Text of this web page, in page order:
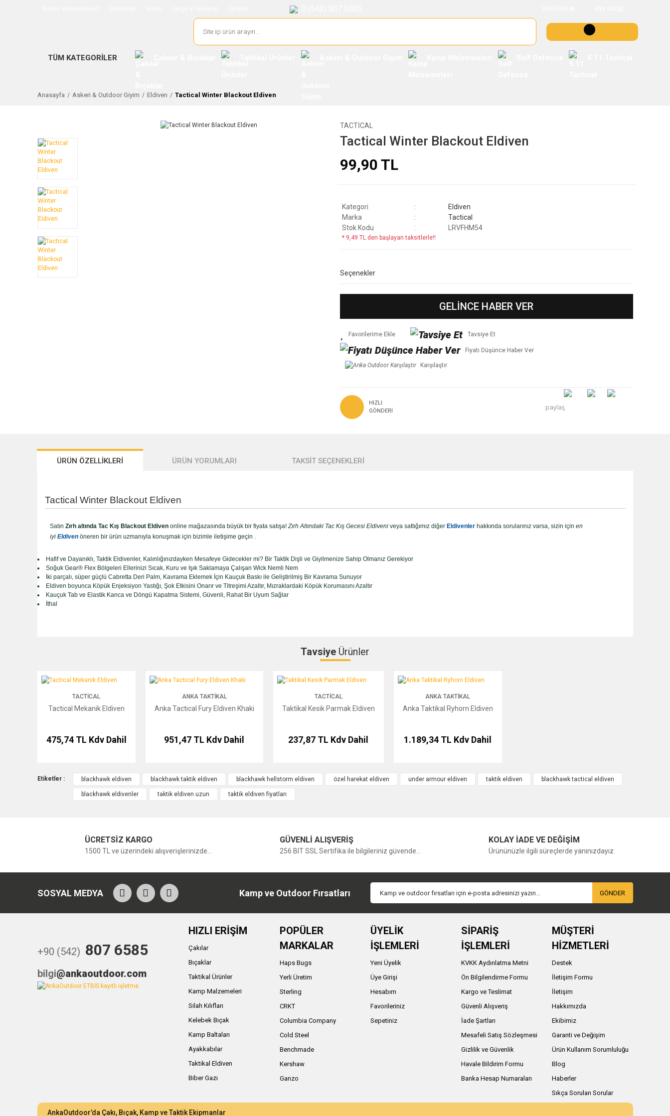
TÜM KATEGORİLER
Anasayfa Askeri & Outdoor Giyim Eldiven Tactical Winter Blackout Eldiven
TACTICAL
Tactical Winter Blackout Eldiven
99,90 TL
Kategori
Eldiven
Marka
Tactical
Stok Kodu
LRVFHM54
* 9,49 TL den başlayan taksitlerle!!
Seçenekler
GELİNCE HABER VER
Tavsiye Et
Fiyatı Düşünce Haber Ver
Karşılaştır
HIZLI
GÖNDERI
paylaş
ÜRÜN ÖZELLİKLERİ ÜRÜN YORUMLARI TAKSİT SEÇENEKLERİ
Tactical Winter Blackout Eldiven
Satın Zırh altında Tac Kış Blackout Eldiven online mağazasında büyük bir fiyata satışa!Zırh Altındaki Tac Kış Gecesi Eldiveniveya sattığımız diğer Eldivenlerhakkında sorularınız varsa, sizin için en
iyi Eldiven öneren bir ürün uzmanıyla konuşmak için bizimle iletişime geçin .
Hafif ve Dayanıklı, Taktik Eldivenler, Kalınlığınızdayken Mesafeye Gidecekler mi? Bir Taktik Dişli ve Giyilmenize Sahip Olmanız Gerekiyor
Soğuk Gear® Flex Bölgeleri Ellerinizi Sıcak, Kuru ve Işık Saklamaya Çalışan Wick Nemli Nem
İki parçalı, süper güçlü Cabretta Deri Palm, Kavrama Eklemek İçin Kauçuk Baskı ile Geliştirilmiş Bir Kavrama Sunuyor
Eldiven boyunca Köpük Enjeksiyon Yastığı, Şok Etkisini Onarır ve Titreşimi Azaltır, Mızraklardaki Köpük Korumasını Azaltır
Kauçuk Tab ve Elastik Kanca ve Döngü Kapatma Sistemi, Güvenli, Rahat Bir Uyum Sağlar
İthal
Tavsiye Ürünler
Tactical Mekanik Eldiven
TACTICAL
Tactical Mekanik Eldiven
475,74 TL Kdv Dahil
Anka Tactical Fury Eldiven Khaki
ANKA TAKTIKAL
Anka Tactical Fury Eldiven Khaki
951,47 TL Kdv Dahil
Taktikal Kesik Parmak Eldiven
TACTICAL
Taktikal Kesik Parmak Eldiven
237,87 TL Kdv Dahil
Anka Taktikal Ryhorn Eldiven
ANKA TAKTIKAL
Anka Taktikal Ryhorn Eldiven
1.189,34 TL Kdv Dahil
Etiketler : blackhawk eldiven blackhawk taktik eldiven blackhawk hellstorm eldiven özel harekat eldiven under armour eldiven taktik eldiven blackhawk tactical eldiven
blackhawk eldivenler taktik eldiven uzun taktik eldiven fiyatları
ÜCRETSİZ KARGO
1500 TL ve üzerindeki alışverişlerinizde...
GÜVENLİ ALIŞVERİŞ
256 BIT SSL Sertifika ile bilgileriniz güvende...
KOLAY İADE VE DEĞİŞİM
Ürününüzle ilgili süreçlerde yanınızdayız.
SOSYAL MEDYA Kamp ve Outdoor Fırsatları GÖNDER
+90 (542) 807 6585
bilgi@ankaoutdoor.com
HIZLI ERİŞİM
Çakılar
Bıçaklar
Taktikal Ürünler
Kamp Malzemeleri
Silah Kılıfları
Kelebek Bıçak
Kamp Baltaları
Ayakkabılar
Taktikal Eldiven
Biber Gazı
POPÜLER
MARKALAR
Haps Bugs
Yerli Üretim
Sterling
CRKT
Columbia Company
Cold Steel
Benchmade
Kershaw
Ganzo
ÜYELİK
İŞLEMLERİ
Yeni Üyelik
Üye Girişi
Hesabım
Favorileriniz
Sepetiniz
SİPARİŞ
İŞLEMLERİ
KVKK Aydınlatma Metni
Ön Bilgilendirme Formu
Kargo ve Teslimat
Güvenli Alışveriş
İade Şartları
Mesafeli Satış Sözleşmesi
Gizlilik ve Güvenlik
Havale Bildirim Formu
Banka Hesap Numaraları
MÜŞTERİ
HİZMETLERİ
Destek
İletişim Formu
İletişim
Hakkımızda
Ekibimiz
Garanti ve Değişim
Ürün Kullanım Sorumluluğu
Blog
Haberler
Sıkça Sorulan Sorular
AnkaOutdoor’da Çakı, Bıçak, Kamp ve Taktik Ekipmanlar